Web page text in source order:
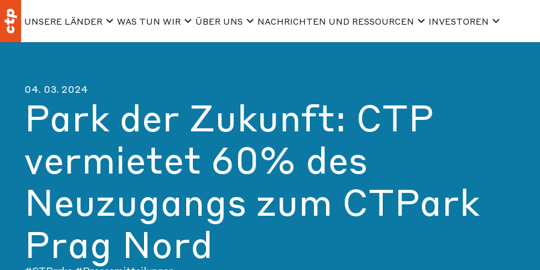
UNSERE LÄNDER WAS TUN WIR ÜBER UNS NACHRICHTEN UND RESSOURCEN INVESTOREN
04. 03. 2024
Park der Zukunft: CTP
vermietet 60% des
Neuzugangs zum CTPark
Prag Nord